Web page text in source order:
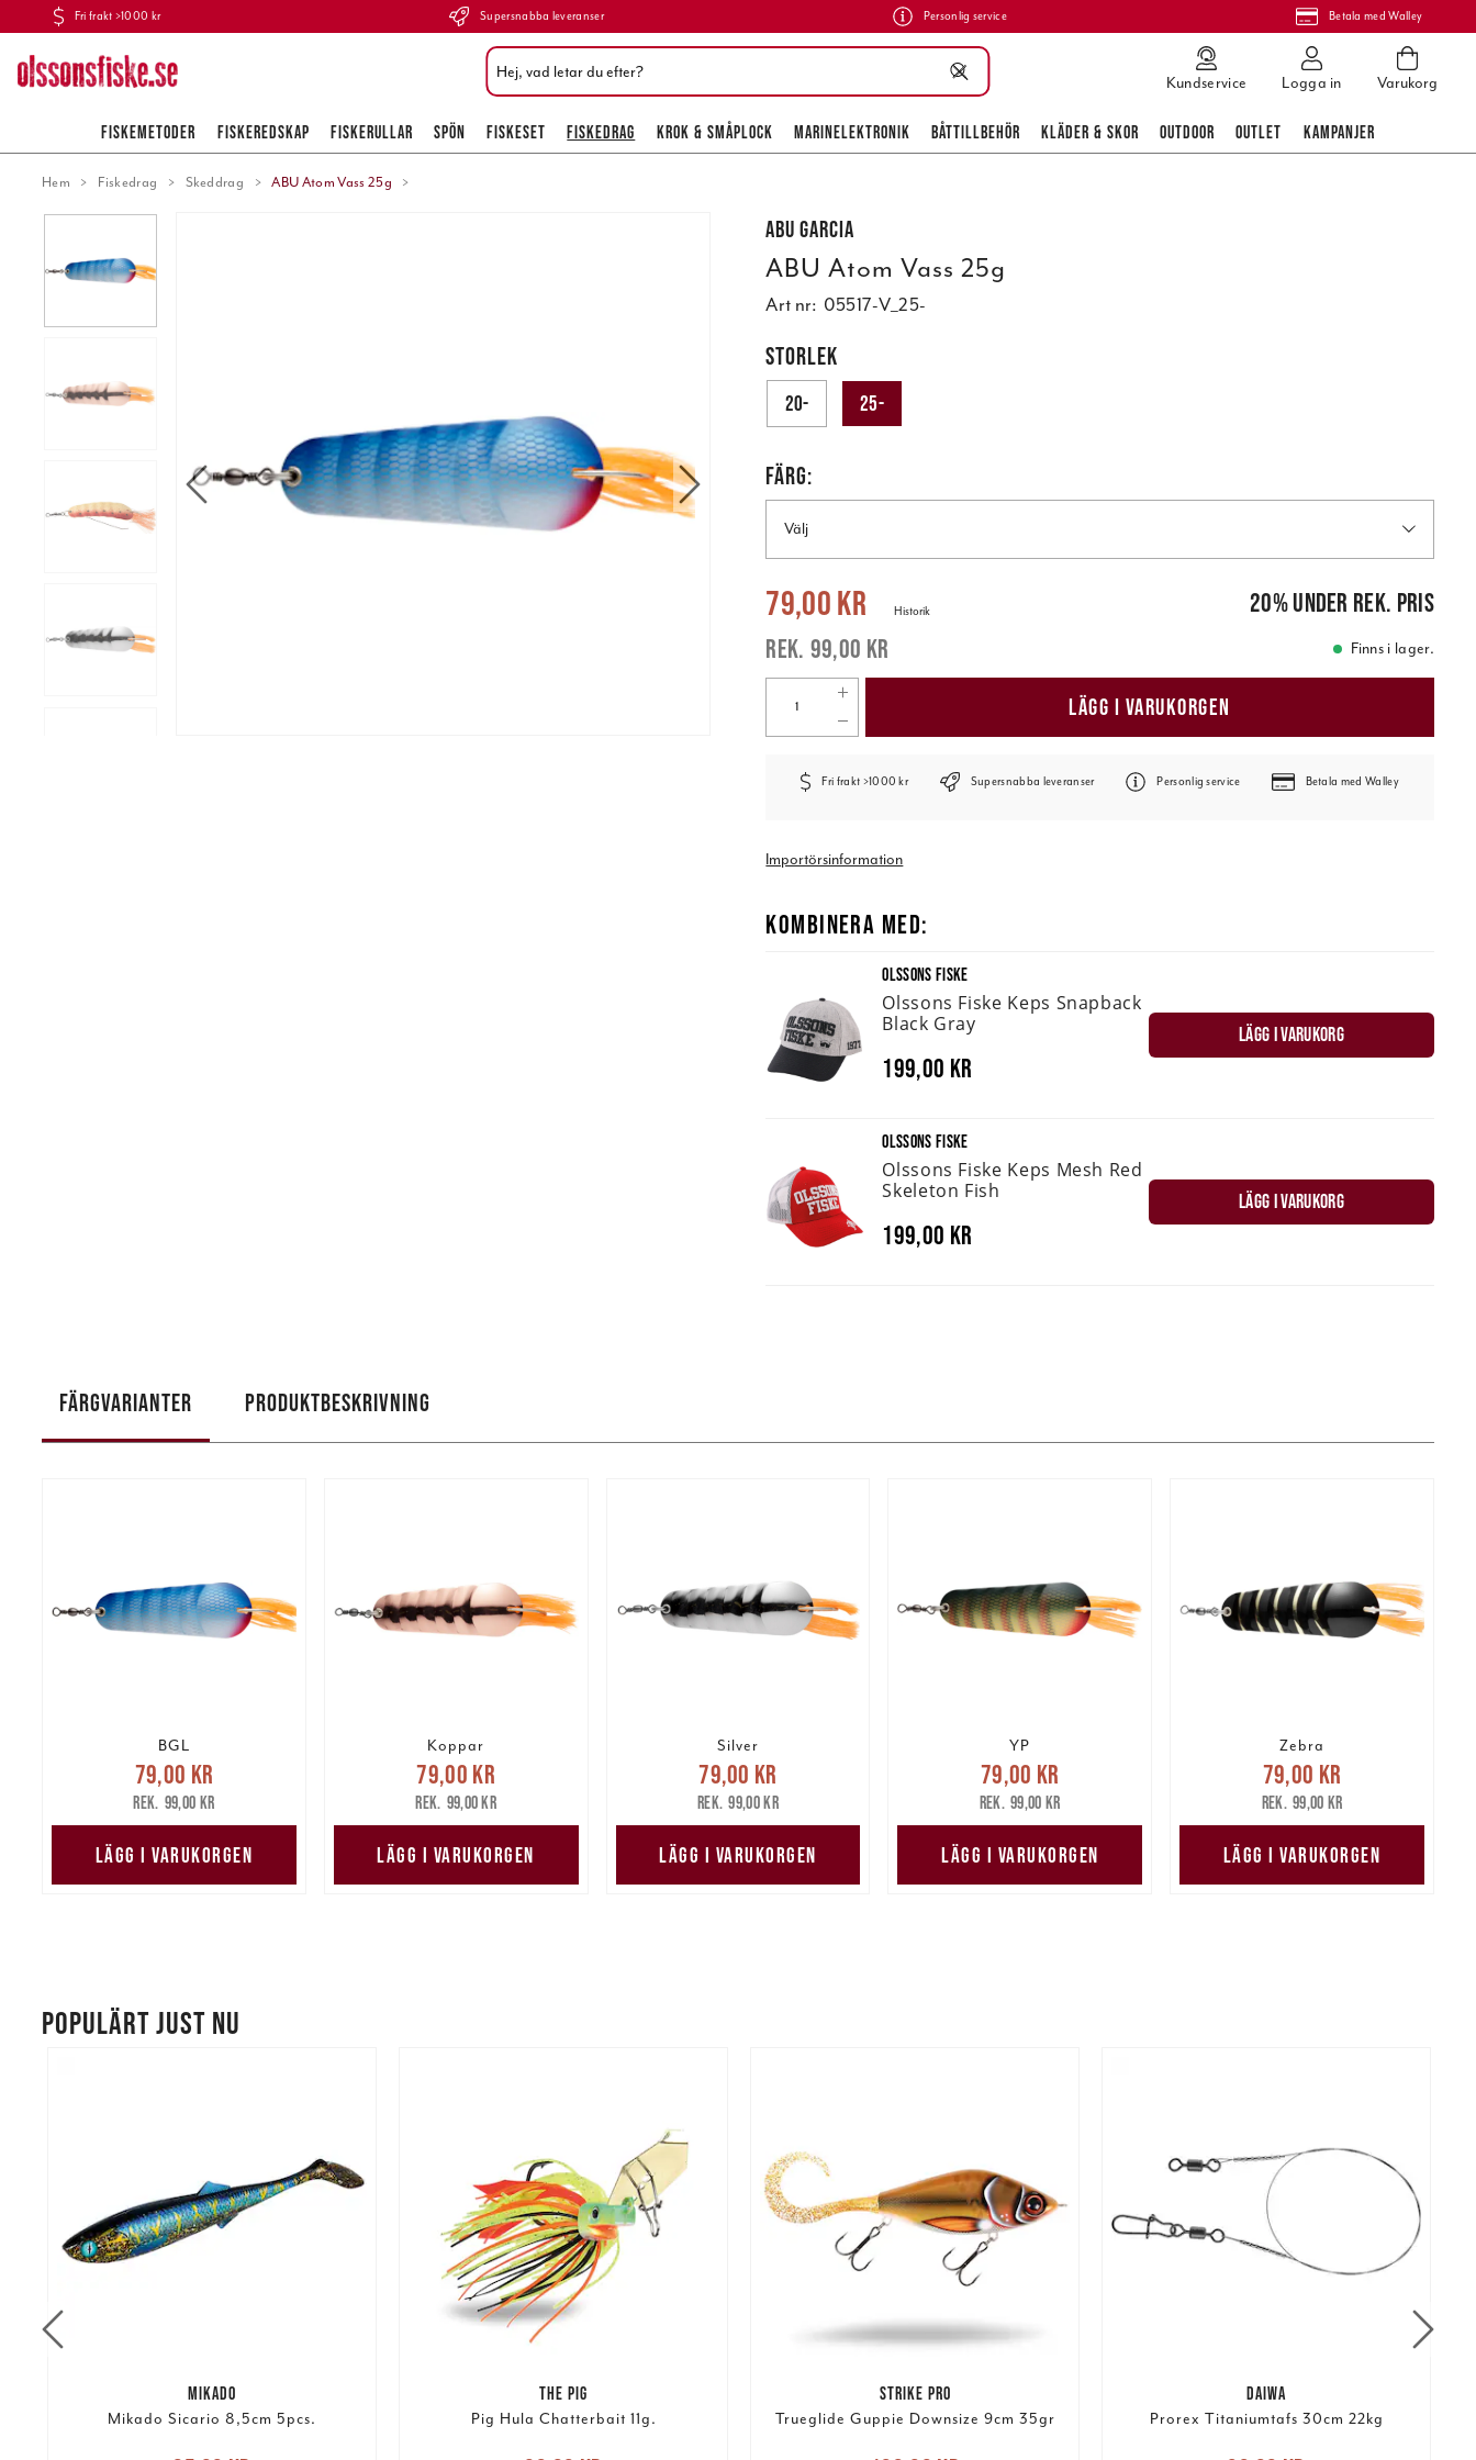
Fri frakt >1000 kr Supersnabba leveranser Personlig service Betala med Walley
Kundservice Logga in Varukorg
FISKEMETODER FISKEREDSKAP FISKERULLAR SPÖN FISKESET FISKEDRAG KROK & SMÅPLOCK MARINELEKTRONIK BÅTTILLBEHÖR KLÄDER & SKOR OUTDOOR OUTLET KAMPANJER
Hem Fiskedrag Skeddrag ABU Atom Vass 25g
Abu Garcia
ABU Atom Vass 25g
Art nr: 05517-V_25-
STORLEK
20- 25-
FÄRG:
Välj
Nuvarande pris:
79,00 kr
99,00 kr
Historik 20%under rek. pris
Finns i lager.
LÄGG I VARUKORGEN
Fri frakt >1000 kr Supersnabba leveranser Personlig service Betala med Walley
Importörsinformation
KOMBINERA MED:
OLSSONS FISKE
Olssons Fiske Keps Snapback
Black Gray
199,00 kr
LÄGG I VARUKORG
OLSSONS FISKE
Olssons Fiske Keps Mesh Red
Skeleton Fish
199,00 kr
LÄGG I VARUKORG
FÄRGVARIANTER PRODUKTBESKRIVNING
BGL
Nuvarande pris
79,00 krTidigare pris
99,00 kr
79,00 kr
99,00 kr
LÄGG I VARUKORGEN
Koppar
Nuvarande pris
79,00 krTidigare pris
99,00 kr
79,00 kr
99,00 kr
LÄGG I VARUKORGEN
Silver
Nuvarande pris
79,00 krTidigare pris
99,00 kr
79,00 kr
99,00 kr
LÄGG I VARUKORGEN
YP
Nuvarande pris
79,00 krTidigare pris
99,00 kr
79,00 kr
99,00 kr
LÄGG I VARUKORGEN
Zebra
Nuvarande pris
79,00 krTidigare pris
99,00 kr
79,00 kr
99,00 kr
LÄGG I VARUKORGEN
POPULÄRT JUST NU
MIKADO
Mikado Sicario 8,5cm 5pcs.
THE PIG
Pig Hula Chatterbait 11g.
STRIKE PRO
Trueglide Guppie Downsize 9cm 35gr
DAIWA
Prorex Titaniumtafs 30cm 22kg